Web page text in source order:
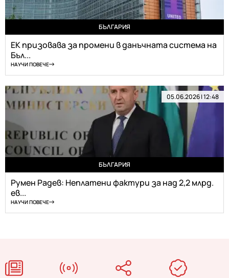
БЪЛГАРИЯ
ЕК призовава за промени в данъчната система на
Бъл...
НАУЧИ ПОВЕЧЕ
05.06.2026 | 12:48
БЪЛГАРИЯ
Румен Радев: Неплатени фактури за над 2,2 млрд.
ев...
НАУЧИ ПОВЕЧЕ